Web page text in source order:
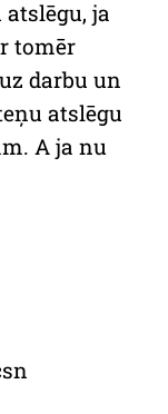
ja
tomēr
darbu un
atslēgu
A ja nu